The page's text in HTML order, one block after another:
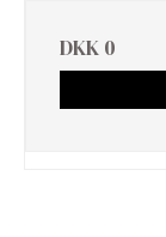
DKK 0